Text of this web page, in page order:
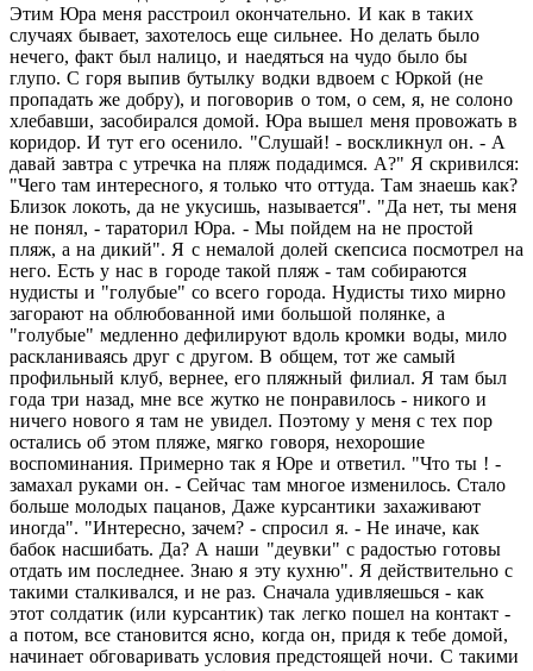
Этим Юра меня расстроил окончательно. И как в таких
случаях бывает, захотелось еще сильнее. Но делать было
нечего, факт был налицо, и наедяться на чудо было бы
глупо. С горя выпив бутылку водки вдвоем с Юркой (не
пропадать же добру), и поговорив о том, о сем, я, не солоно
хлебавши, засобирался домой. Юра вышел меня провожать в
коридор. И тут его осенило. "Слушай! - воскликнул он. - А
давай завтра с утречка на пляж подадимся. А?" Я скривился:
"Чего там интересного, я только что оттуда. Там знаешь как?
Близок локоть, да не укусишь, называется". "Да нет, ты меня
не понял, - тараторил Юра. - Мы пойдем на не простой
пляж, а на дикий". Я с немалой долей скепсиса посмотрел на
него. Есть у нас в городе такой пляж - там собираются
нудисты и "голубые" со всего города. Нудисты тихо мирно
загорают на облюбованной ими большой полянке, а
"голубые" медленно дефилируют вдоль кромки воды, мило
раскланиваясь друг с другом. В общем, тот же самый
профильный клуб, вернее, его пляжный филиал. Я там был
года три назад, мне все жутко не понравилось - никого и
ничего нового я там не увидел. Поэтому у меня с тех пор
остались об этом пляже, мягко говоря, нехорошие
воспоминания. Примерно так я Юре и ответил. "Что ты ! -
замахал руками он. - Сейчас там многое изменилось. Стало
больше молодых пацанов, Даже курсантики захаживают
иногда". "Интересно, зачем? - спросил я. - Не иначе, как
бабок насшибать. Да? А наши "деувки" с радостью готовы
отдать им последнее. Знаю я эту кухню". Я действительно с
такими сталкивался, и не раз. Сначала удивляешься - как
этот солдатик (или курсантик) так легко пошел на контакт -
а потом, все становится ясно, когда он, придя к тебе домой,
начинает обговаривать условия предстоящей ночи. С такими